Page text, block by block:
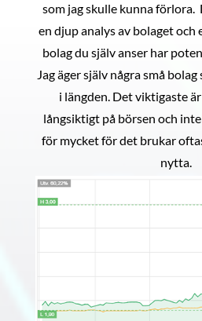
som jag skulle kunna
en djup analys av bolaget och
bolag du själv anser har
Jag äger själv några små
i längden. Det viktigaste
långsiktigt på börsen och
för mycket för det brukar
nytta.